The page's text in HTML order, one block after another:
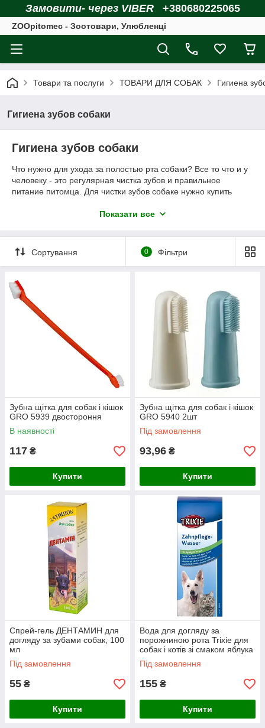
Замовити- через VIBER +380680225065
ZOOpitomec - Зоотовари, Улюбленці
Товари та послуги ТОВАРИ ДЛЯ СОБАК Гигиена
Гигиена зубов собаки
Гигиена зубов собаки
Что нужно для ухода за полостью рта собаки? Все то что и у
человеку - это регулярная чистка зубов и правильное
питание питомца. Для чистки зубов собаке нужно купить
собаке будет легче, если вы начнете приучать ее к этому
Показати все
Сортування 0 Фільтри
Зубна щітка для собак і кішок
GRO 5939 двостороння
В наявності
117 ₴
Купити
Зубна щітка для собак і кішок
GRO 5940 2шт
Під замовлення
93,96 ₴
Купити
Спрей-гель ДЕНТАМИН для
догляду за зубами собак, 100
мл
Під замовлення
55 ₴
Купити
Вода для догляду за
порожниною рота Trixie для
собак і котів зі смаком яблука
300 мл
Під замовлення
155 ₴
Купити